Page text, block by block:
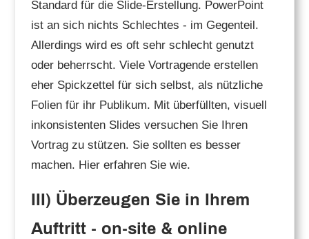
Standard für die Slide-Erstellung. PowerPoint
ist an sich nichts Schlechtes - im Gegenteil.
Allerdings wird es oft sehr schlecht genutzt
oder beherrscht. Viele Vortragende erstellen
eher Spickzettel für sich selbst, als nützliche
Folien für ihr Publikum. Mit überfüllten, visuell
inkonsistenten Slides versuchen Sie Ihren
Vortrag zu stützen. Sie sollten es besser
machen. Hier erfahren Sie wie.
III) Überzeugen Sie in Ihrem
Auftritt - on-site & online